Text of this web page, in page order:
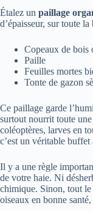
Étalez un paillage
d’épaisseur, sur toute
Copeaux de bois
Paille
Feuilles mortes
Tonte de gazon
Ce paillage garde
surtout nourrit toute
coléoptères, larves en
c’est un véritable buffet
Il y a une règle
de votre haie. Ni
chimique. Sinon, tout le
oiseaux en bonne